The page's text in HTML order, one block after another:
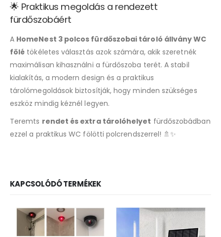
🌟 Praktikus megoldás a rendezett
fürdőszobáért
A HomeNest 3 polcos fürdőszobai tároló állvány WC
fölé tökéletes választás azok számára, akik szeretnék
maximálisan kihasználni a fürdőszoba terét. A stabil
kialakítás, a modern design és a praktikus
tárolómegoldások biztosítják, hogy minden szükséges
eszköz mindig kéznél legyen.
Teremts rendet és extra tárolóhelyet fürdőszobádban
ezzel a praktikus WC fölötti polcrendszerrel! 🚿✨
KAPCSOLÓDÓ TERMÉKEK